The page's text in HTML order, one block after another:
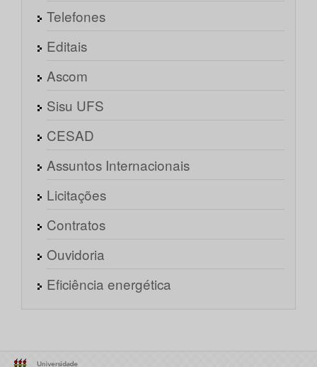
Telefones
Editais
Ascom
Sisu UFS
CESAD
Assuntos Internacionais
Licitações
Contratos
Ouvidoria
Eficiência energética